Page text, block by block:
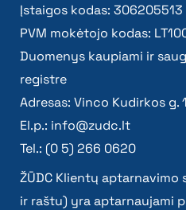
Įstaigos kodas: 306205513
PVM mokėtojo kodas:
Duomenys kaupiami ir
registre
Adresas: Vinco Kudirkos g.
El.p.: info@zudc.lt
Tel.: (0 5) 266 0620
ŽŪDC Klientų
ir raštu) yra aptarnaujami